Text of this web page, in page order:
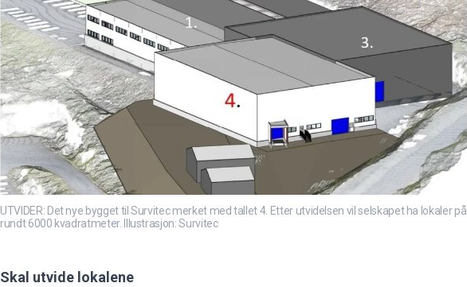
UTVIDER: Det nye bygget til Survitec merket med tallet 4. Etter utvidelsen vil selskapet ha lokaler på
rundt 6000 kvadratmeter. Illustrasjon: Survitec
Skal utvide lokalene